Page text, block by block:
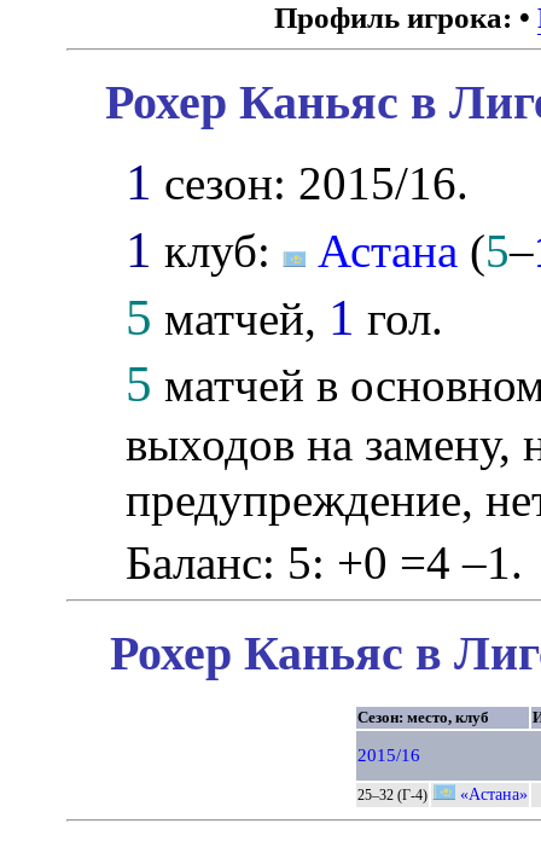
Профиль игрока: •
Рохер Каньяс в
1 сезон: 2015/16.
1 клуб: Астана (5–
5 матчей, 1 гол.
5 матчей в
выходов на замену,
предупреждение,
Баланс: 5: +0 =4 –1.
Рохер Каньяс в
Сезон: место, клуб
2015/16
25–32 (Г-4) «Астана»